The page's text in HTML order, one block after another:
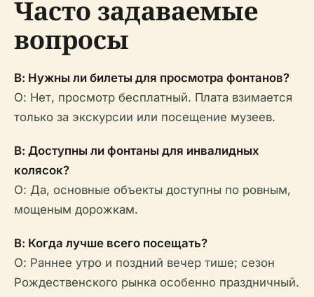
Часто задаваемые
вопросы
В: Нужны ли билеты для просмотра фонтанов?
О: Нет, просмотр бесплатный. Плата взимается
только за экскурсии или посещение музеев.
В: Доступны ли фонтаны для инвалидных
колясок?
О: Да, основные объекты доступны по ровным,
мощеным дорожкам.
В: Когда лучше всего посещать?
О: Раннее утро и поздний вечер тише; сезон
Рождественского рынка особенно праздничный.